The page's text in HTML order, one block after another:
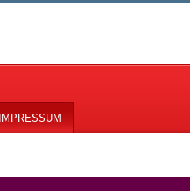
IMPRESSUM